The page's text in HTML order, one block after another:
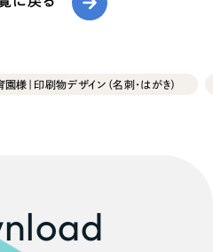
様｜印刷物デザイン（名刺・はがき）